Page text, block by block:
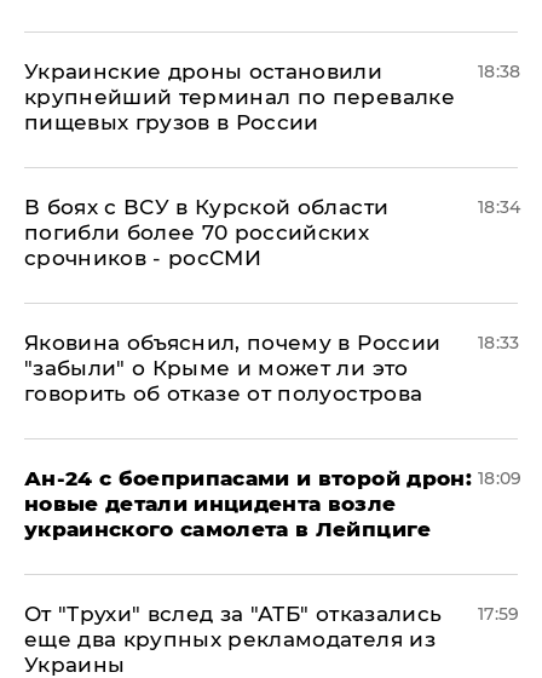
Украинские дроны остановили
крупнейший терминал по перевалке
пищевых грузов в России
18:38
В боях с ВСУ в Курской области
погибли более 70 российских
срочников - росСМИ
18:34
Яковина объяснил, почему в России
"забыли" о Крыме и может ли это
говорить об отказе от полуострова
18:33
Ан-24 с боеприпасами и второй дрон:
новые детали инцидента возле
украинского самолета в Лейпциге
18:09
От "Трухи" вслед за "АТБ" отказались
еще два крупных рекламодателя из
Украины
17:59